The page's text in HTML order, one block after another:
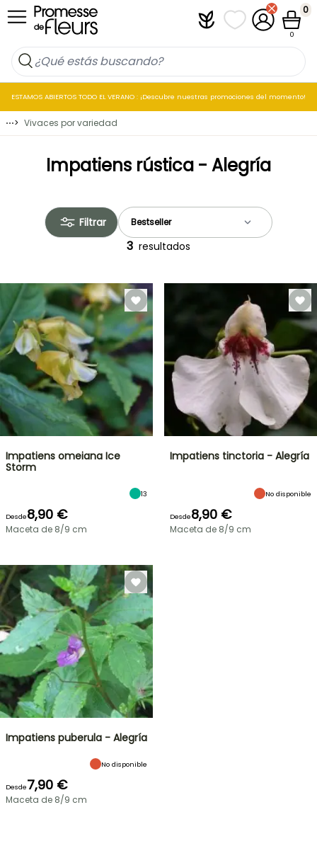
Ir al contenido PlantfitMis listas de
Mi cuenta
Cesta
0
0
ESTAMOS ABIERTOS TODO EL VERANO : ¡Descubre nuestras promociones del momento!
⋯> Vivaces por variedad
Impatiens rústica - Alegría
Filtrar
3 resultados
Impatiens omeiana Ice
Storm
13
Desde8,90 €
Maceta de 8/9 cm
Impatiens tinctoria - Alegría
No disponible
Desde8,90 €
Maceta de 8/9 cm
Impatiens puberula - Alegría
No disponible
Desde7,90 €
Maceta de 8/9 cm